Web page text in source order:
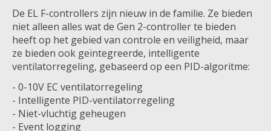
De EL F-controllers zijn nieuw in de familie. Ze bieden
niet alleen alles wat de Gen 2-controller te bieden
heeft op het gebied van controle en veiligheid, maar
ze bieden ook geïntegreerde, intelligente
ventilatorregeling, gebaseerd op een PID-algoritme:
- 0-10V EC ventilatorregeling
- Intelligente PID-ventilatorregeling
- Niet-vluchtig geheugen
- Event logging